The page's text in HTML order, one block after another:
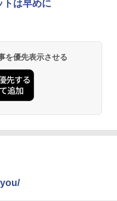
トは早めに
を優先表示させる